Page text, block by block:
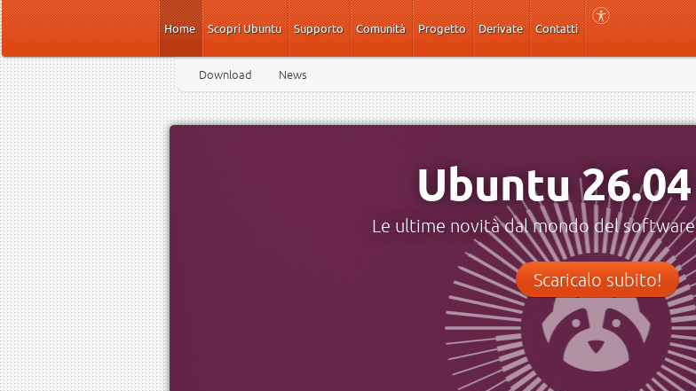
Salta al contenuto principale
Home
Scopri Ubuntu Supporto Comunità Progetto Derivate Contatti
Download News
Ubuntu 26.04
Le ultime novità dal mondo del
Scaricalo subito!